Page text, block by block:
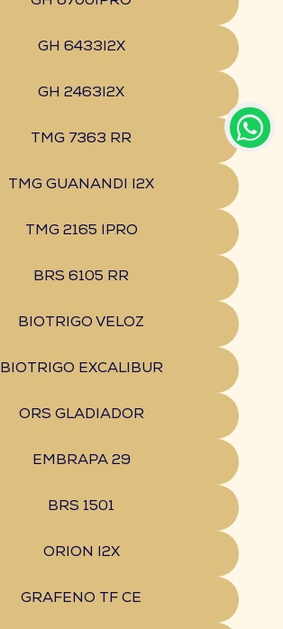
GH 6433I2X
GH 2463I2X
TMG 7363 RR
TMG GUANANDI I2X
TMG 2165 IPRO
BRS 6105 RR
BIOTRIGO VELOZ
BIOTRIGO EXCALIBUR
ORS GLADIADOR
EMBRAPA 29
BRS 1501
ORION I2X
GRAFENO TF CE